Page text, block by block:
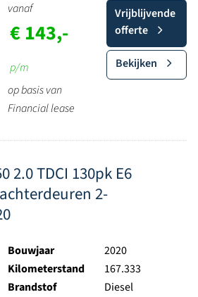
vanaf
€ 143,-
p/m
op basis van
Financial lease
Vrijblijvende
offerte
Bekijken
2.0 TDCI 130pk E6
2-
Bouwjaar
2020
Kilometerstand
167.333
Brandstof
Diesel